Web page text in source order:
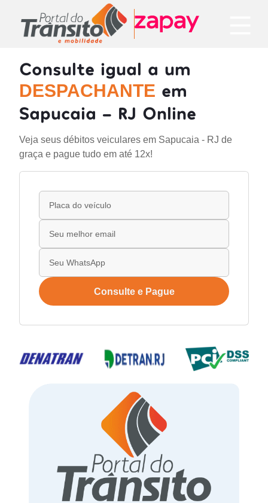
Consulte igual a um
DESPACHANTE em
Sapucaia - RJ Online
Veja seus débitos veiculares em Sapucaia - RJ de
graça e pague tudo em até 12x!
Consulte e Pague